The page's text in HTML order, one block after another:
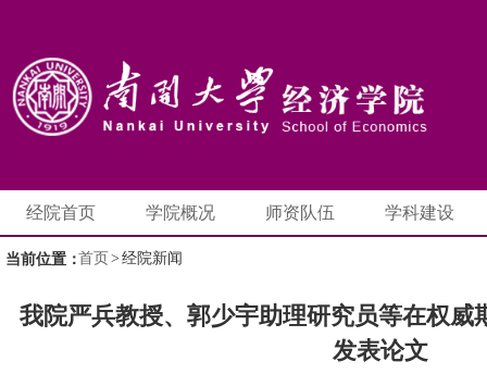
经院首页 学院概况 师资队伍 学科建设
当前位置：首页 > 经院新闻
我院严兵教授、郭少宇助理研究员等在权威
发表论文